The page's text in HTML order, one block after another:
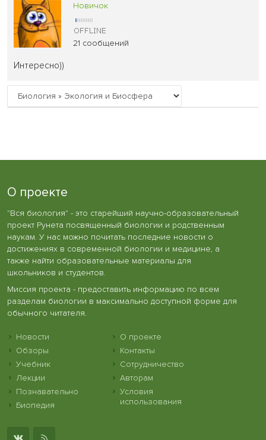
Новичок
21 сообщений
Интересно))
О проекте
"Вся биология" - это старейший научно-образовательный
проект Рунета посвященный биологии и родственным
наукам. У нас можно почитать последние новости о
достижениях в современной биологии и медицине, а
также найти образовательные материалы для
школьников и студентов.
Миссия проекта - предоставить информацию по всем
разделам биологии в максимально доступной форме для
обычного читателя.
Новости
Обзоры
Учебник
Лекции
Познавательно
Биопедия
О проекте
Контакты
Сотрудничество
Авторам
Условия
использования